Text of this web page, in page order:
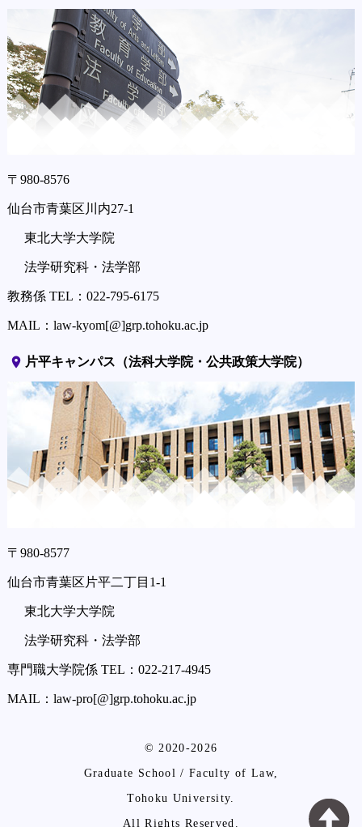
〒980-8576
仙台市青葉区川内27-1
東北大学大学院
法学研究科・法学部
教務係 TEL：022-795-6175
MAIL：law-kyom[@]grp.tohoku.ac.jp
place 片平キャンパス（法科大学院・公共政策大学院）
〒980-8577
仙台市青葉区片平二丁目1-1
東北大学大学院
法学研究科・法学部
専門職大学院係 TEL：022-217-4945
MAIL：law-pro[@]grp.tohoku.ac.jp
© 2020-2026
Graduate School / Faculty of Law,
Tohoku University.
All Rights Reserved.